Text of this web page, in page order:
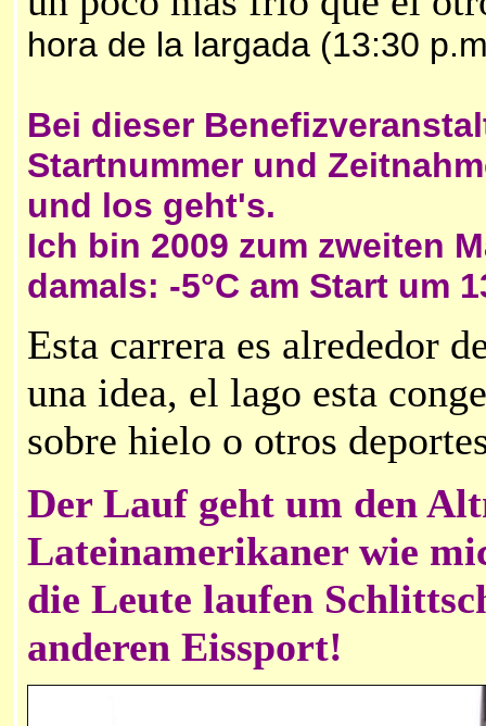
hora de la largada (13:30
Bei dieser
Startnummer und
und los geht's.
Ich bin 2009 zum zweiten
damals: -5°C am Start um
Esta carrera es alrededor
una idea, el lago esta
sobre hielo o otros
Der Lauf geht um den
Lateinamerikaner wie
die Leute laufen
anderen Eissport!